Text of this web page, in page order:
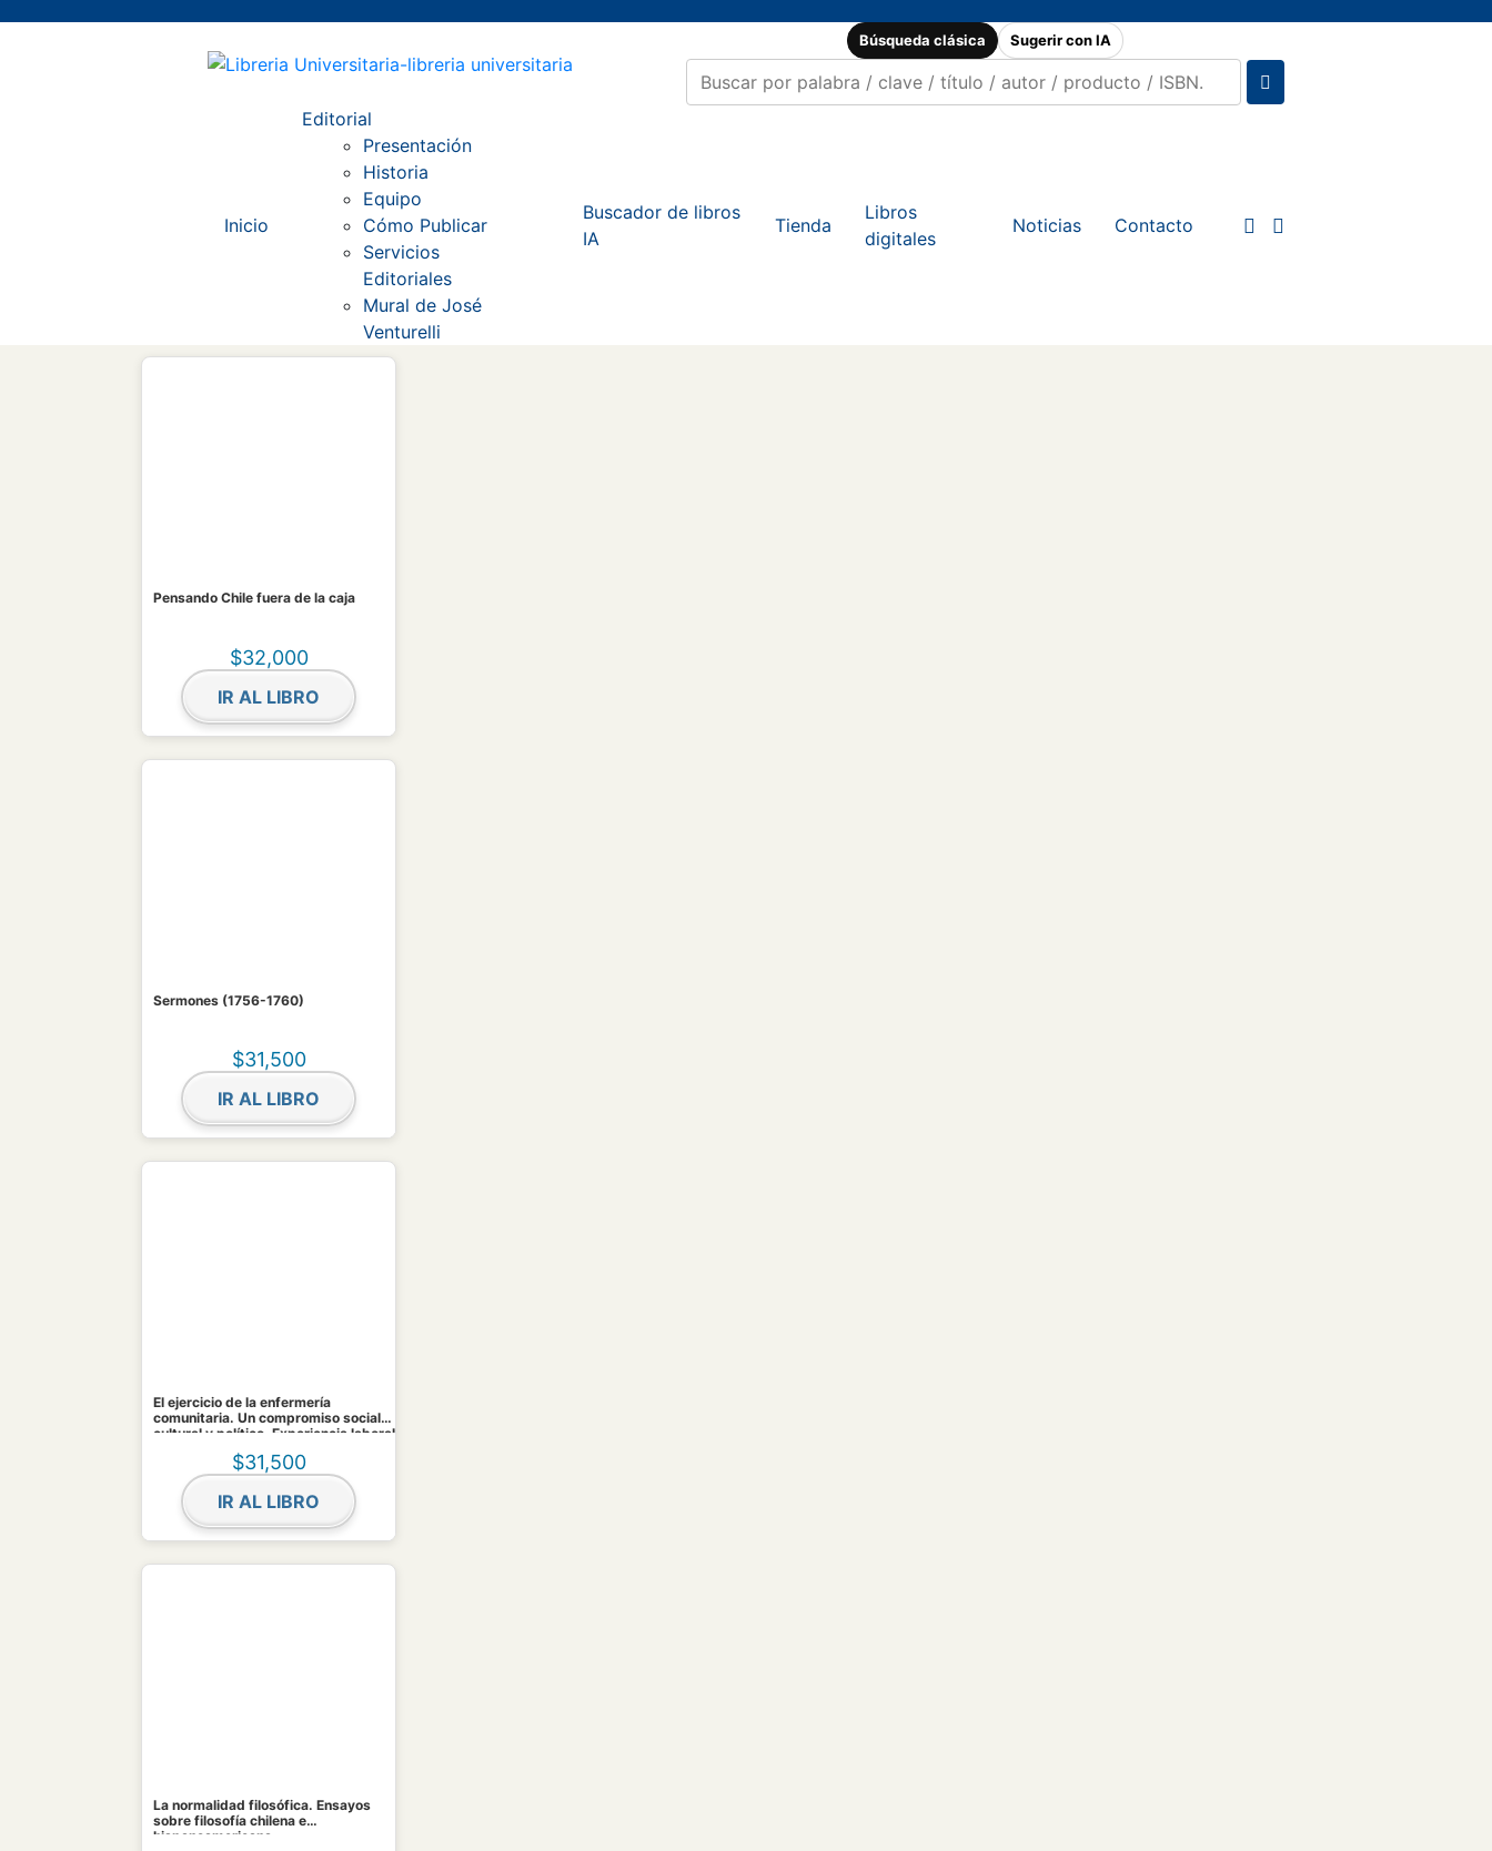
Búsqueda clásica Sugerir con IA
Inicio
Editorial
Presentación
Historia
Equipo
Cómo Publicar
Servicios
Editoriales
Mural de José
Venturelli
Buscador de libros
IA
Tienda
Libros
digitales
Noticias Contacto
Pensando Chile fuera de la caja
$32,000
IR AL LIBRO
Sermones (1756-1760)
$31,500
IR AL LIBRO
El ejercicio de la enfermería
comunitaria. Un compromiso social,
cultural y político. Experiencia laboral
1967-2003. Ebook.
$31,500
IR AL LIBRO
La normalidad filosófica. Ensayos
sobre filosofía chilena e
hispanoamericana